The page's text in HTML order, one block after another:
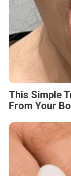
This Simple
From Your